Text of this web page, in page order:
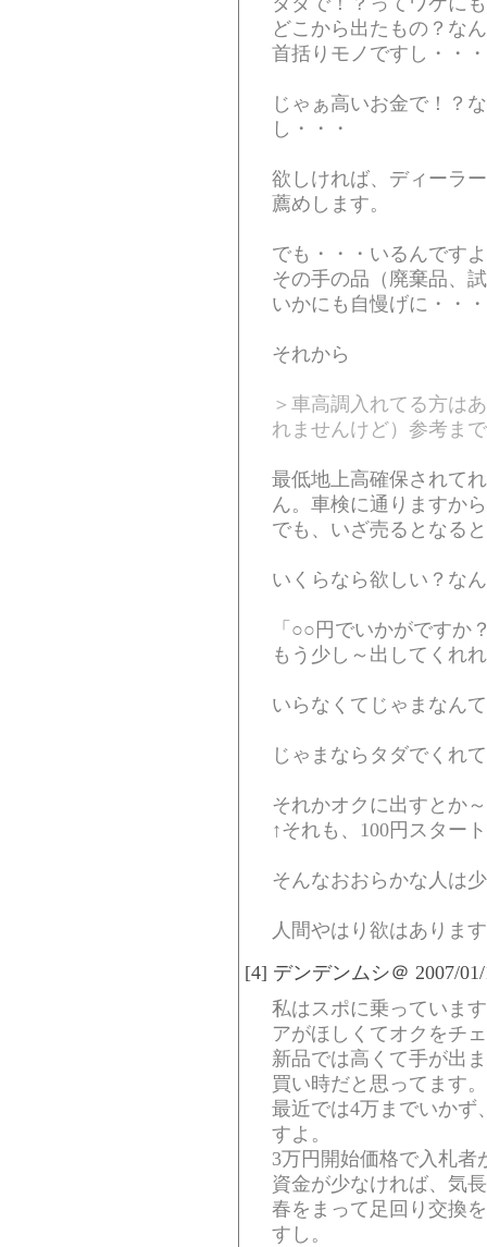
どこから出たもの？な
首括りモノですし・・
じゃぁ高いお金で！？
し・・・
欲しければ、ディーラ
薦めします。
でも・・・いるんです
その手の品（廃棄品、
いかにも自慢げに・・
それから
＞車高調入れてる方は
れませんけど）参考ま
最低地上高確保されて
ん。車検に通りますか
でも、いざ売るとなる
いくらなら欲しい？な
「○○円でいかがですか
もう少し～出してくれ
いらなくてじゃまなん
じゃまならタダでくれ
それかオクに出すとか
↑それも、100円スター
そんなおおらかな人は
人間やはり欲はありま
[4] デンデンムシ＠ 2007/
私はスポに乗っていま
アがほしくてオクをチ
新品では高くて手が出
買い時だと思ってます。
最近では4万までいかず
すよ。
3万円開始価格で入札者
資金が少なければ、気
春をまって足回り交換
すし。